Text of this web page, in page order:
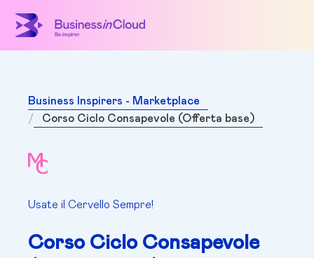
Business Inspirers - Marketplace
Corso Ciclo Consapevole (Offerta base)
Usate il Cervello Sempre!
Corso Ciclo Consapevole